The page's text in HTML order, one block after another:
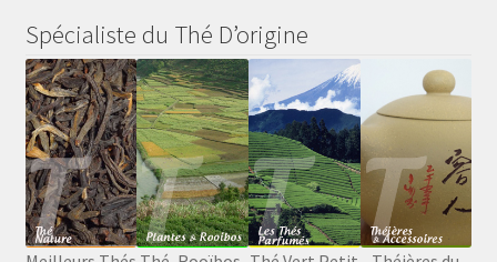
Spécialiste du Thé D’origine